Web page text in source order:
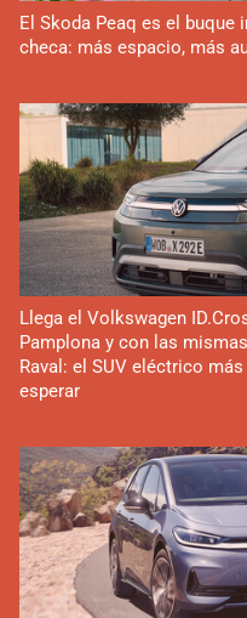
El Skoda Peaq es el
checa: más espacio, más
Llega el Volkswagen
Pamplona y con las
Raval: el SUV eléctrico
esperar